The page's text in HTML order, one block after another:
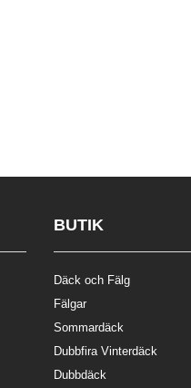
BUTIK
Däck och Fälg
Fälgar
Sommardäck
Dubbfira Vinterdäck
Dubbdäck